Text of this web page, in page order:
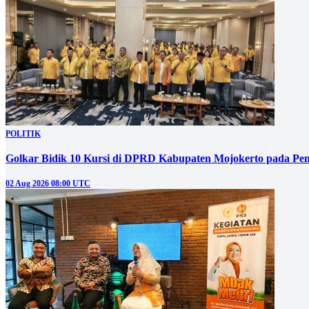
POLITIK
Golkar Bidik 10 Kursi di DPRD Kabupaten Mojokerto pada
02 Aug 2026 08:00 UTC